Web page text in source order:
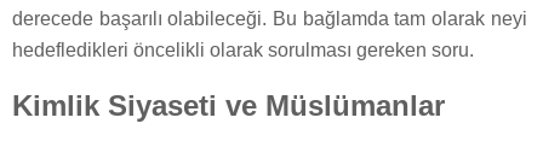
derecede başarılı olabileceği. Bu bağlamda tam olarak neyi
hedefledikleri öncelikli olarak sorulması gereken soru.
Kimlik Siyaseti ve Müslümanlar